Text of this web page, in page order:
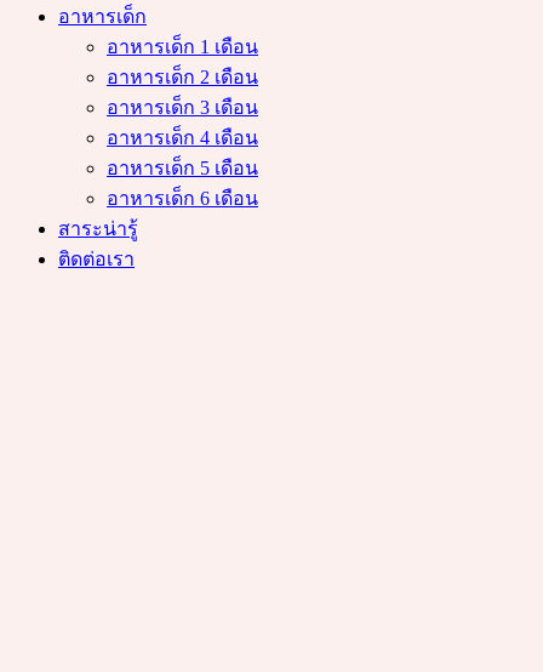
อาหารเด็ก
อาหารเด็ก 1 เดือน
อาหารเด็ก 2 เดือน
อาหารเด็ก 3 เดือน
อาหารเด็ก 4 เดือน
อาหารเด็ก 5 เดือน
อาหารเด็ก 6 เดือน
สาระน่ารู้
ติดต่อเรา